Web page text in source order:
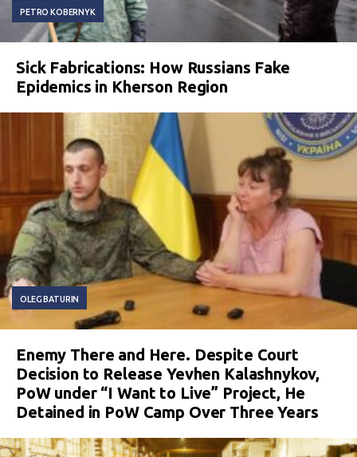
PETRO KOBERNYK
Sick Fabrications: How Russians Fake
Epidemics in Kherson Region
OLEG BATURIN
Enemy There and Here. Despite Court
Decision to Release Yevhen Kalashnykov,
PoW under “I Want to Live” Project, He
Detained in PoW Camp Over Three Years